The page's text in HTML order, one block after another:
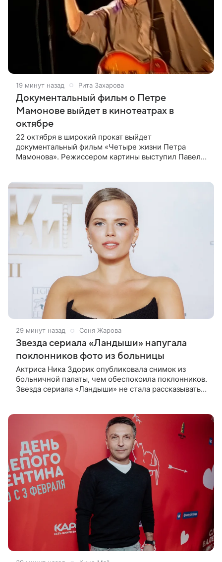
19 минут назад Рита Захарова
Документальный фильм о Петре
Мамонове выйдет в кинотеатрах в
октябре
22 октября в широкий прокат выйдет
документальный фильм «Четыре жизни Петра
Мамонова». Режиссером картины выступил Павел
29 минут назад Соня Жарова
Звезда сериала «Ландыши» напугала
поклонников фото из больницы
Актриса Ника Здорик опубликовала снимок из
больничной палаты, чем обеспокоила поклонников.
Звезда сериала «Ландыши» не стала рассказывать,